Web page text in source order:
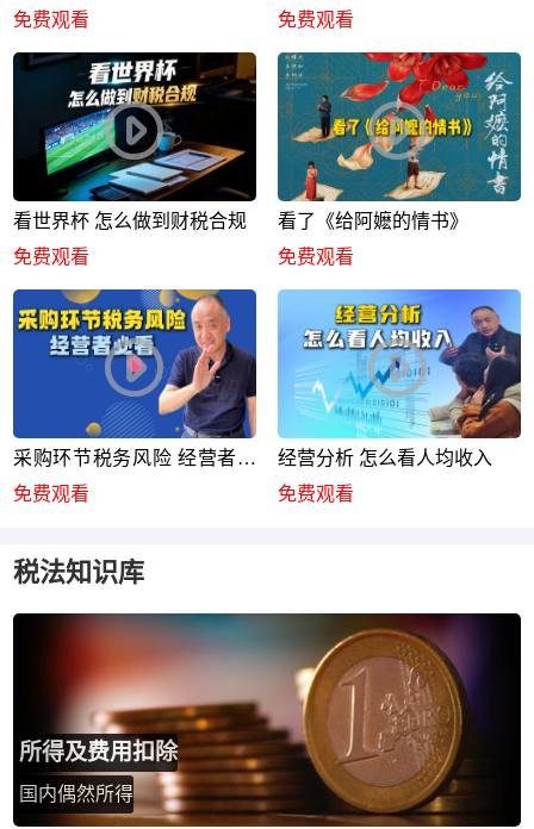
险？
免费观看
免费观看
看世界杯 怎么做到财税合规
免费观看
看了《给阿嬷的情书》
免费观看
采购环节税务风险 经营者必
看
免费观看
经营分析 怎么看人均收入
免费观看
税法知识库
所得及费用扣除
国内偶然所得